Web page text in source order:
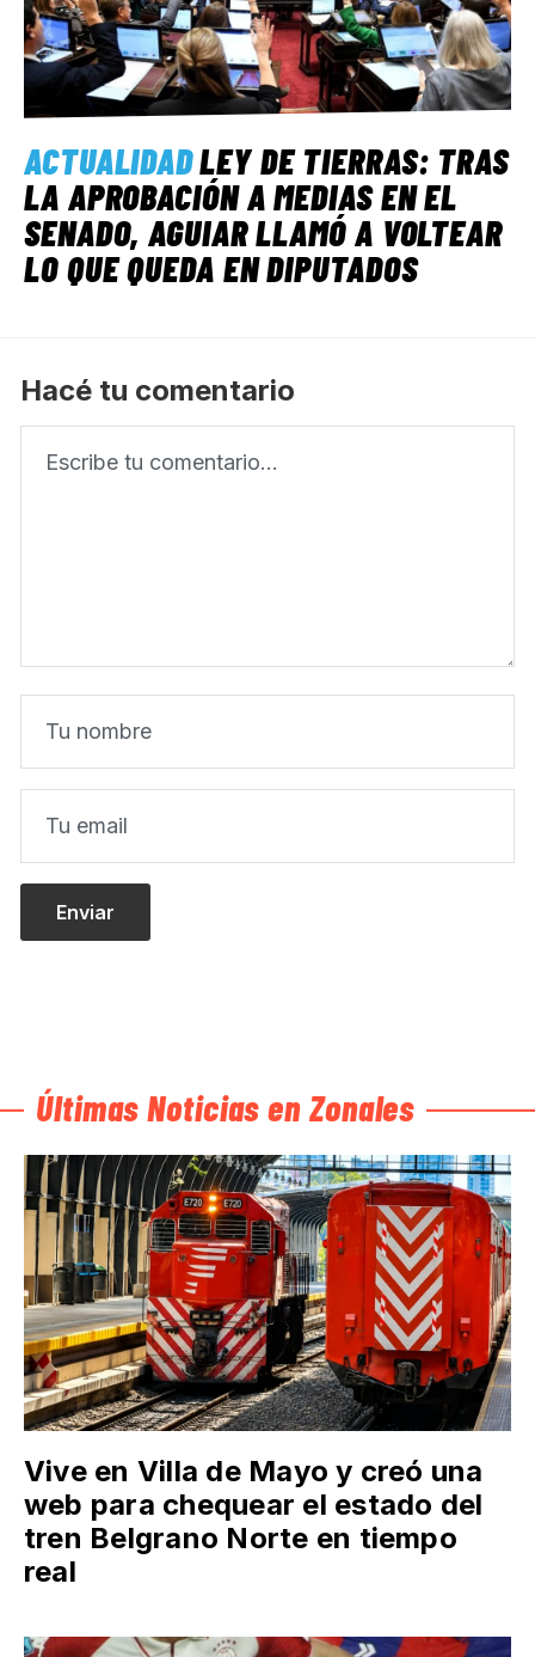
ACTUALIDADLEY DE TIERRAS: TRAS
LA APROBACIÓN A MEDIAS EN EL
SENADO, AGUIAR LLAMÓ A VOLTEAR
LO QUE QUEDA EN DIPUTADOS
Hacé tu comentario
Últimas Noticias en Zonales
Vive en Villa de Mayo y creó una
web para chequear el estado del
tren Belgrano Norte en tiempo
real